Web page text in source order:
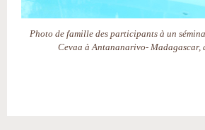
Photo de famille des participants à un
Cevaa à Antananarivo- Madagascar,